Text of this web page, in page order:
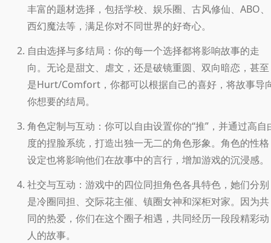
丰富的题材选择，包括学校、娱乐圈、古风修仙、ABO、
西幻魔法等，满足你对不同世界的好奇心。
自由选择与多结局：你的每一个选择都将影响故事的走
向。无论是甜文、虐文，还是破镜重圆、双向暗恋，甚至
是Hurt/Comfort，你都可以根据自己的喜好，将故事导
你想要的结局。
角色定制与互动：你可以自由设置你的“推”，并通过高自
度的捏脸系统，打造出独一无二的角色形象。角色的性格
设定也将影响他们在故事中的言行，增加游戏的沉浸感。
社交与互动：游戏中的四位同担角色各具特色，她们分别
是冷圈同担、交际花主催、镇圈女神和深柜对家。因为共
同的热爱，你们在这个圈子相遇，共同经历一段段精彩动
人的故事。